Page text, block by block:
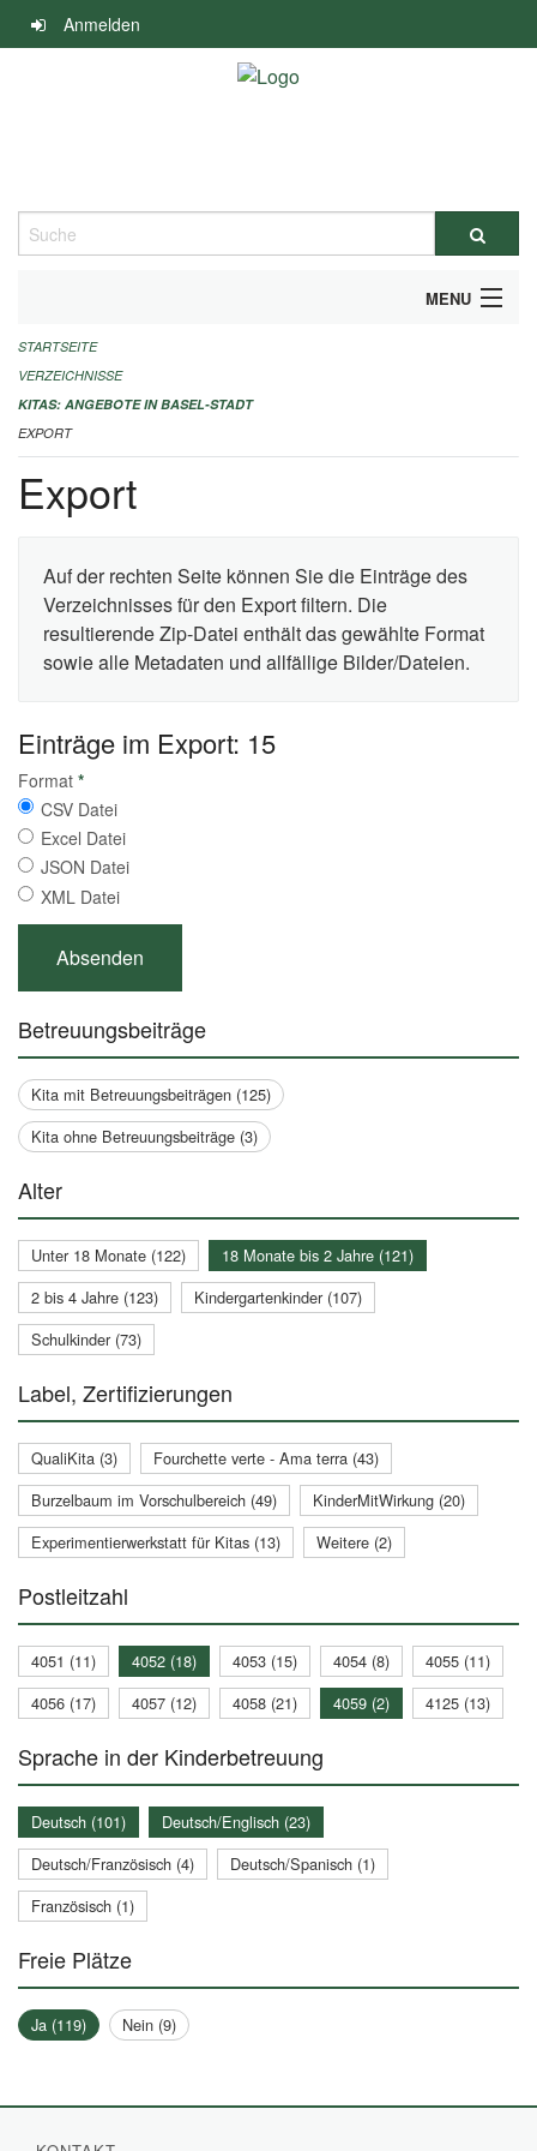
Navigation
überspringen
Anmelden
Suche
MENU
ALLGEMEINE INFORMATIONEN
IMPRESSUM
STARTSEITE
VERZEICHNISSE
KITAS: ANGEBOTE IN BASEL-STADT
EXPORT
Export
Auf der rechten Seite können Sie die Einträge des
Verzeichnisses für den Export filtern. Die
resultierende Zip-Datei enthält das gewählte Format
sowie alle Metadaten und allfällige Bilder/Dateien.
Einträge im Export: 15
Format *
CSV Datei
Excel Datei
JSON Datei
XML Datei
Betreuungsbeiträge
Kita mit Betreuungsbeiträgen (125)
Kita ohne Betreuungsbeiträge (3)
Alter
Unter 18 Monate (122)
18 Monate bis 2 Jahre (121)
2 bis 4 Jahre (123)
Kindergartenkinder (107)
Schulkinder (73)
Label, Zertifizierungen
QualiKita (3)
Fourchette verte - Ama terra (43)
Burzelbaum im Vorschulbereich (49)
KinderMitWirkung (20)
Experimentierwerkstatt für Kitas (13)
Weitere (2)
Postleitzahl
4051 (11) 4052 (18) 4053 (15) 4054 (8)
4055 (11)
4056 (17)
4057 (12) 4058 (21) 4059 (2) 4125 (13)
Sprache in der Kinderbetreuung
Deutsch (101)
Deutsch/Englisch (23)
Deutsch/Französisch (4)
Deutsch/Spanisch (1)
Französisch (1)
Freie Plätze
Ja (119) Nein (9)